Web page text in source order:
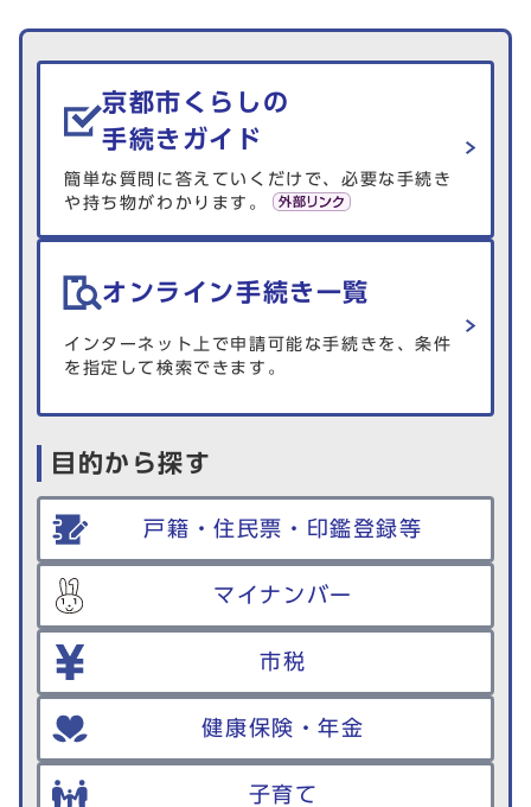
生活情報を探す
京都市くらしの
手続きガイド
簡単な質問に答えていくだけで、必要な手続き
や持ち物がわかります。
オンライン手続き一覧
インターネット上で申請可能な手続きを、条件
を指定して検索できます。
目的から探す
戸籍・住民票・印鑑登録等
マイナンバー
市税
健康保険・年金
子育て